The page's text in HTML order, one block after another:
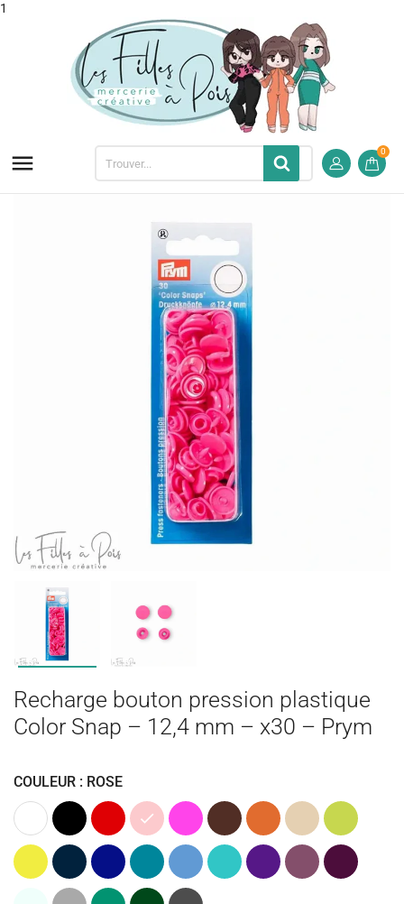
1
 0
Recharge bouton pression plastique
Color Snap – 12,4 mm – x30 – Prym
COULEUR : ROSE
Blanc Noir Rouge Rose
Rose
fuchsia
MarronOrangeBeige
Vert
anis
Jaune Bleu
marine
Bleu
cobalt
Pétrole
(Bleu)
Bleu
Bleu
turquoise
Violet Figue
givrée
Prune
(Violet)
Transparent
Gris
Vert
Vert
Gris